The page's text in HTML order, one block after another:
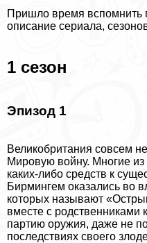
Пришло время
описание сериала,
1 сезон
Эпизод 1
Великобритания совсем
Мировую войну. Многие
каких-либо средств к
Бирмингем оказались во
которых называют
вместе с родственниками
партию оружия, даже не
последствиях своего